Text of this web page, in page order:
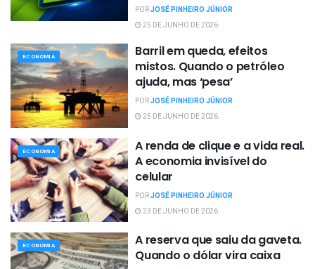
PORJOSÉ PINHEIRO JÚNIOR
25 DE JUNHO DE 2026
ECONOMIA
Barril em queda, efeitos
mistos. Quando o petróleo
ajuda, mas ‘pesa’
PORJOSÉ PINHEIRO JÚNIOR
25 DE JUNHO DE 2026
ECONOMIA
A renda de clique e a vida real.
A economia invisível do
celular
PORJOSÉ PINHEIRO JÚNIOR
23 DE JUNHO DE 2026
ECONOMIA
A reserva que saiu da gaveta.
Quando o dólar vira caixa